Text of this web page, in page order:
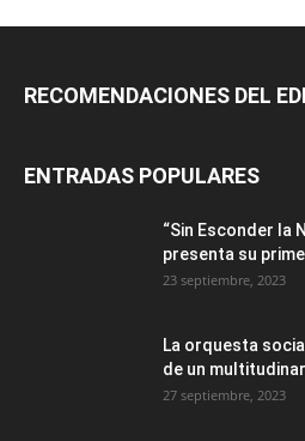
RECOMENDACIONES DEL
ENTRADAS POPULARES
“Sin Esconder la
presenta su
23 septiembre, 2023
La orquesta
de un
27 septiembre, 2023